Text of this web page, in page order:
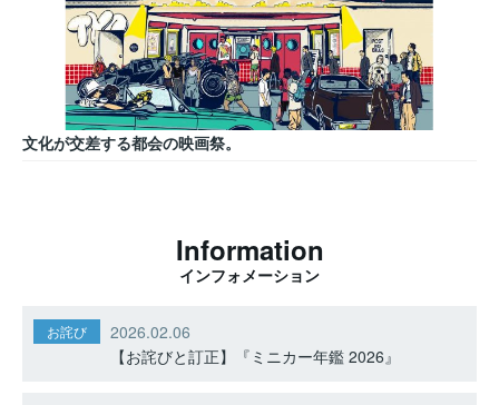
文化が交差する都会の映画祭。
Information
インフォメーション
お詫び
2026.02.06
【お詫びと訂正】『ミニカー年鑑 2026』